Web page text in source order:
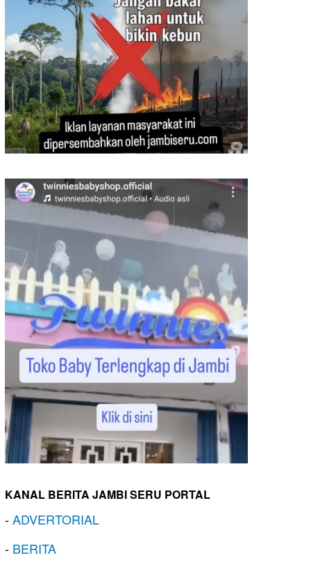
KANAL BERITA JAMBI SERU PORTAL
-ADVERTORIAL
- BERITA